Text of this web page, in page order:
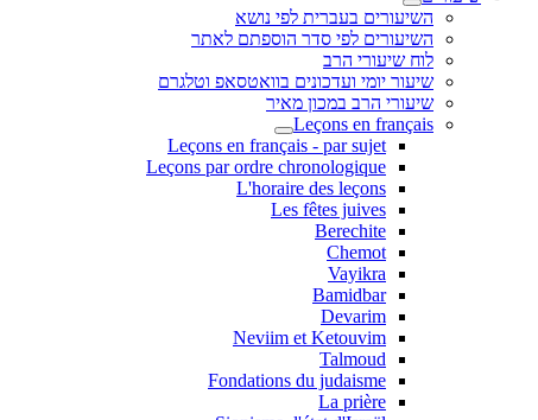
השיעורים בעברית לפי נושא
השיעורים לפי סדר הוספתם לאתר
לוח שיעורי הרב
שיעור יומי ועדכונים בוואטסאפ וטלגרם
שיעורי הרב במכון מאיר
Leçons en français
Leçons en français - par sujet
Leçons par ordre chronologique
L'horaire des leçons
Les fêtes juives
Berechite
Chemot
Vayikra
Bamidbar
Devarim
Neviim et Ketouvim
Talmoud
Fondations du judaisme
La prière